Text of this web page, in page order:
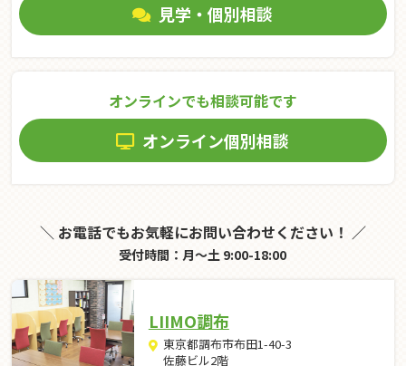
見学・個別相談
オンラインでも相談可能です
オンライン個別相談
＼ お電話でもお気軽にお問い合わせください！ ／
受付時間：月～土 9:00-18:00
LIIMO調布
東京都調布市布田1-40-3
佐藤ビル2階